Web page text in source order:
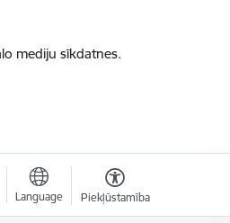
mediju sīkdatnes.
Language Piekļūstamība